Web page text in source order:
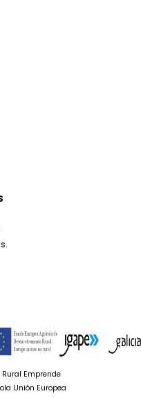
Emprende
Unión Europea